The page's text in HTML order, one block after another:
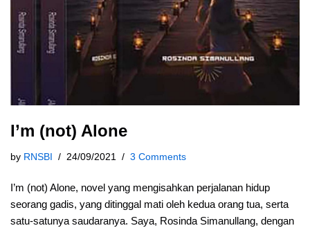
I’m (not) Alone
by RNSBI 24/09/2021 3 Comments
I’m (not) Alone, novel yang mengisahkan perjalanan hidup
seorang gadis, yang ditinggal mati oleh kedua orang tua, serta
satu-satunya saudaranya. Saya, Rosinda Simanullang, dengan